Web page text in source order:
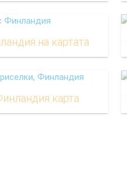
на картата
карта